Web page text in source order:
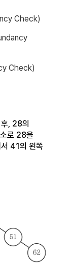
Check)
Check)
, 28의
로 28을
41의 왼쪽